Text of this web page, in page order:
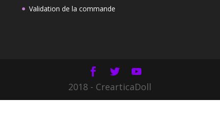
Validation de la commande
2018 - CrearticaDoll